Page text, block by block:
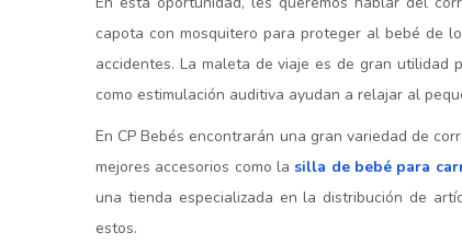
capota con mosquitero para proteger al bebé de
accidentes. La maleta de viaje es de gran
como estimulación auditiva ayudan a relajar al
En CP Bebés encontrarán una gran variedad de
mejores accesorios como lasilla de bebé para
una tienda especializada en la distribución de
estos.